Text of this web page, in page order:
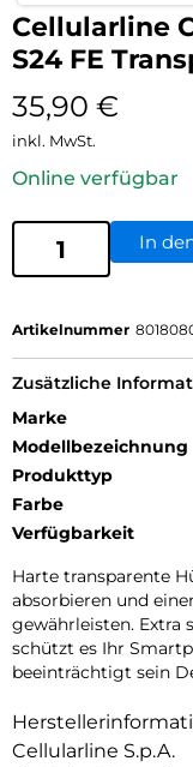
Cellularline
S24 FE
35,90 €
inkl. MwSt.
Online verfügbar
In
Artikelnummer
Zusätzliche
Marke
Modellbezeichnung
Produkttyp
Farbe
Verfügbarkeit
Harte transparente
absorbieren und
gewährleisten. Extra
schützt es Ihr
beeinträchtigt sein
Cellularline S.p.A.